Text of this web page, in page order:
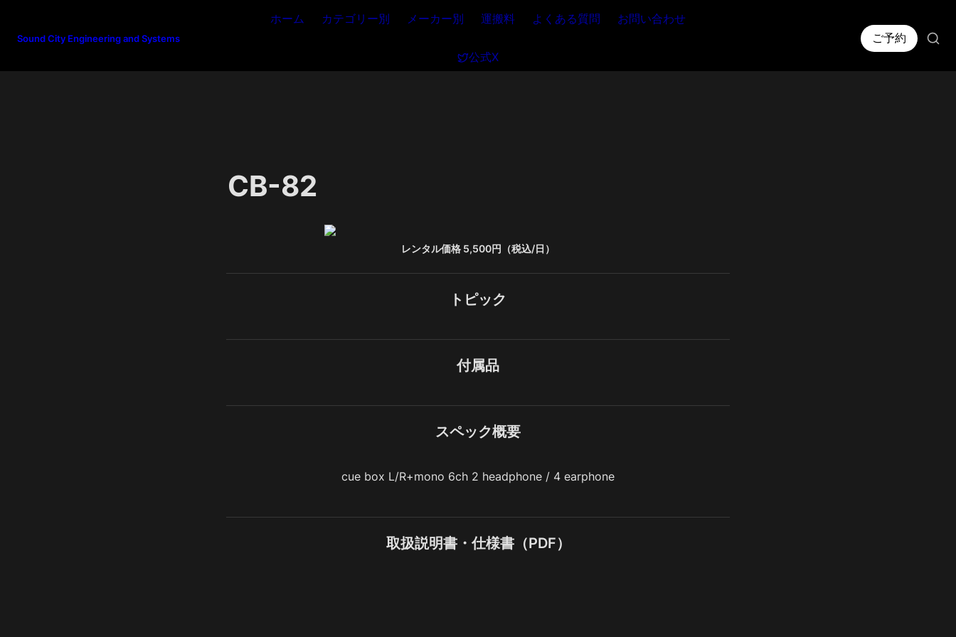
Sound City Engineering and Systems
ホーム カテゴリー別 メーカー別 運搬料 よくある質問 お問い合わせ
公式X
ご予約
CB-82
レンタル価格 5,500円（税込/日）
トピック
付属品
スペック概要
cue box L/R+mono 6ch 2 headphone / 4 earphone
取扱説明書・仕様書（PDF）